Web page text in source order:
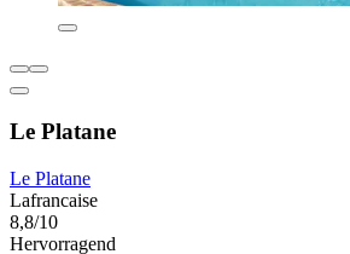
Le Platane
Le Platane
Lafrancaise
8,8/10
Hervorragend